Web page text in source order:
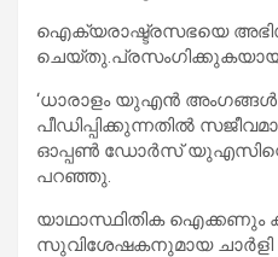
ഐക്യരാഷ്ട്രസഭയെ
‘ധാരാളം യുഎൻ അംഗങ്ങൾ
പീഡിപ്പിക്കുന്നതിൽ
ഓപ്പൺ ഡോർസ്
പറഞ്ഞു.
യാഥാസ്ഥിതിക ഐക്കണും
സുവിശേഷകനുമായ ചാർളി